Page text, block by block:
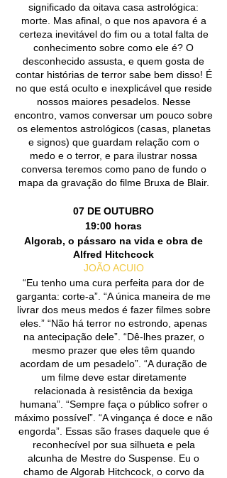
significado da oitava casa astrológica:
morte. Mas afinal, o que nos apavora é a
certeza inevitável do fim ou a total falta de
conhecimento sobre como ele é? O
desconhecido assusta, e quem gosta de
contar histórias de terror sabe bem disso! É
no que está oculto e inexplicável que reside
nossos maiores pesadelos. Nesse
encontro, vamos conversar um pouco sobre
os elementos astrológicos (casas, planetas
e signos) que guardam relação com o
medo e o terror, e para ilustrar nossa
conversa teremos como pano de fundo o
mapa da gravação do filme Bruxa de Blair.
​07 DE OUTUBRO
19:00 horas
Algorab, o pássaro na vida e obra de
Alfred Hitchcock
JOÃO ACUIO
“Eu tenho uma cura perfeita para dor de
garganta: corte-a”. “A única maneira de me
livrar dos meus medos é fazer filmes sobre
eles.” “Não há terror no estrondo, apenas
na antecipação dele”. “Dê-lhes prazer, o
mesmo prazer que eles têm quando
acordam de um pesadelo”. “A duração de
um filme deve estar diretamente
relacionada à resistência da bexiga
humana”. “Sempre faça o público sofrer o
máximo possível”. “A vingança é doce e não
engorda”. Essas são frases daquele que é
reconhecível por sua silhueta e pela
alcunha de Mestre do Suspense. Eu o
chamo de Algorab Hitchcock, o corvo da